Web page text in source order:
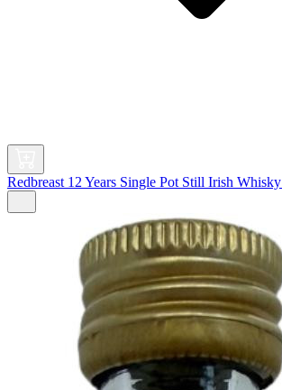
Redbreast 12 Years Single Pot Still Irish Whisky